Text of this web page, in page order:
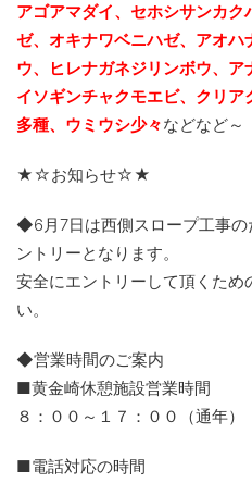
アゴアマダイ、セホシサンカ
ゼ、オキナワベニハゼ、 アオハ
ウ、ヒレナガネジリンボウ、ア
イソギンチャクモエビ、クリ
多種、 ウミウシ少々などなど～
★☆お知らせ☆★
◆6月7日は西側スロープ工事の
ントリーとなります。
安全にエントリーして頂くため
い。
◆営業時間のご案内
■黄金崎休憩施設営業時間
８：００～１７：００（通年）
■電話対応の時間